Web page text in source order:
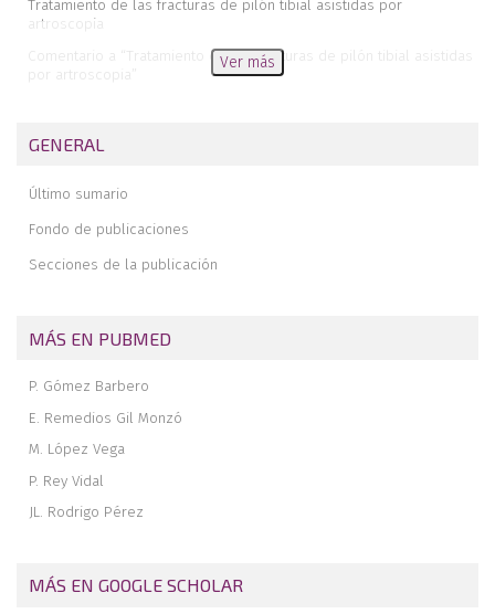
Tratamiento de las fracturas de pilón tibial asistidas por
artroscopia
Comentario a “Tratamiento de las fracturas de pilón tibial asistidas
por artroscopia”
Premios y becas de la Sociedad Española de Medicina y Cirugía
del Pie y Tobillo 2017
Actualización en el tratamiento de las lesiones sindesmales
Corrección del pie plano infantil mediante artrorrisis
subtalar y alargamiento percutáneo del tendón de Aquiles:
retorno a la actividad deportiva
biodegradables
incisión en el pie plano del adulto estadio III
Ver más
GENERAL
Último sumario
Fondo de publicaciones
Secciones de la publicación
MÁS EN PUBMED
P. Gómez Barbero
E. Remedios Gil Monzó
M. López Vega
P. Rey Vidal
JL. Rodrigo Pérez
MÁS EN GOOGLE SCHOLAR